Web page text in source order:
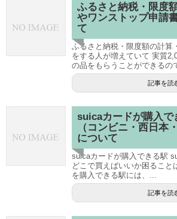
ふるさと納税・限度
やワンストップ申請
て
ふるさと納税・限度額の計算
をする人が増えていて 実質
の品をもらうことができるの
記事を読
suicaカードが購入で
（コンビニ・西日本
について
suicaカードが購入できる駅
どこで買えばいいか困ること
を購入できる駅には、...
記事を読